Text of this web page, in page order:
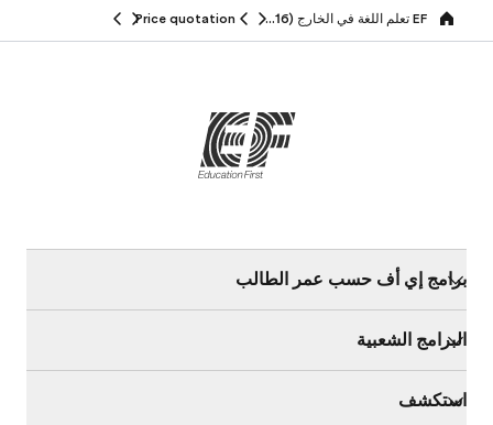
Home EF تعلم اللغة في الخارج (16-25 سنة) Price quotation
برامج إي أف حسب عمر الطالب
البرامج الشعبية
استكشف